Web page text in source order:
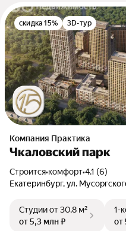
скидка 15% 3D-тур
Компания Практика
Чкаловский парк
Строится•комфорт•4.1 (6)
Екатеринбург, ул.
Студииот 30,8 м²
от 5,3 млн ₽
1-
от